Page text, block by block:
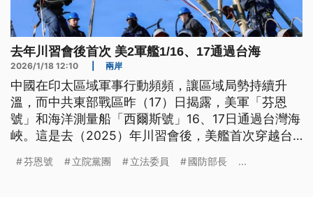
去年川習會後首次 美2軍艦1/16、17通過台海
2026/1/18 12:10 兩岸
中國在印太區域軍事行動頻頻，讓區域局勢持續升
溫，而中共東部戰區昨（17）日揭露，美軍「芬恩
號」和海洋測量船「西爾斯號」16、17日通過台灣海
峽。這是去（2025）年川習會後，美艦首次穿越台
台灣海峽是國際水域，各國享有自由航行權，循例不
芬恩號 立院黨團 立法委員 國防部長 ...